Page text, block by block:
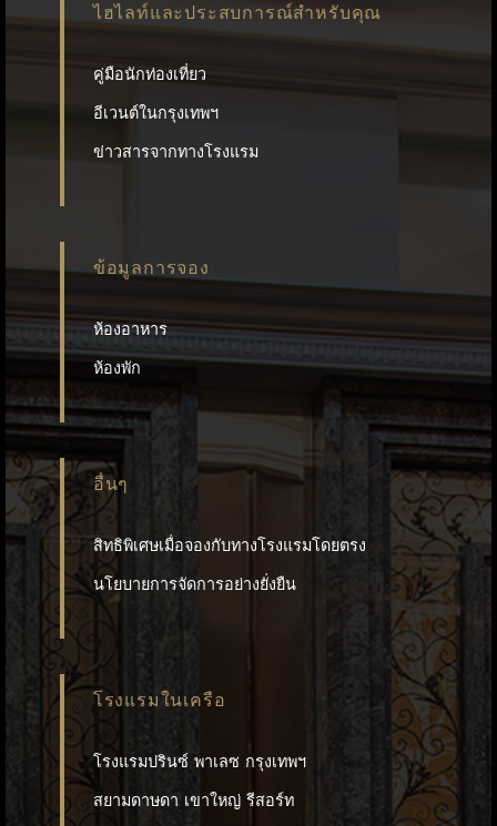
ไฮไลท์และประสบการณ์สำหรับคุณ
คู่มือนักท่องเที่ยว
อีเวนต์ในกรุงเทพฯ
ข่าวสารจากทางโรงแรม
ข้อมูลการจอง
ห้องอาหาร
ห้องพัก
อื่นๆ
สิทธิพิเศษเมื่อจองกับทางโรงแรมโดยตรง
นโยบายการจัดการอย่างยั่งยืน
โรงแรมในเครือ
โรงแรมปรินซ์ พาเลซ กรุงเทพฯ
สยามดาษดา เขาใหญ่ รีสอร์ท